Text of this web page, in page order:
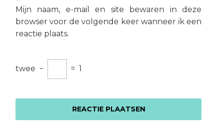
Mijn naam, e-mail en site bewaren in deze
browser voor de volgende keer wanneer ik een
reactie plaats.
twee − = 1